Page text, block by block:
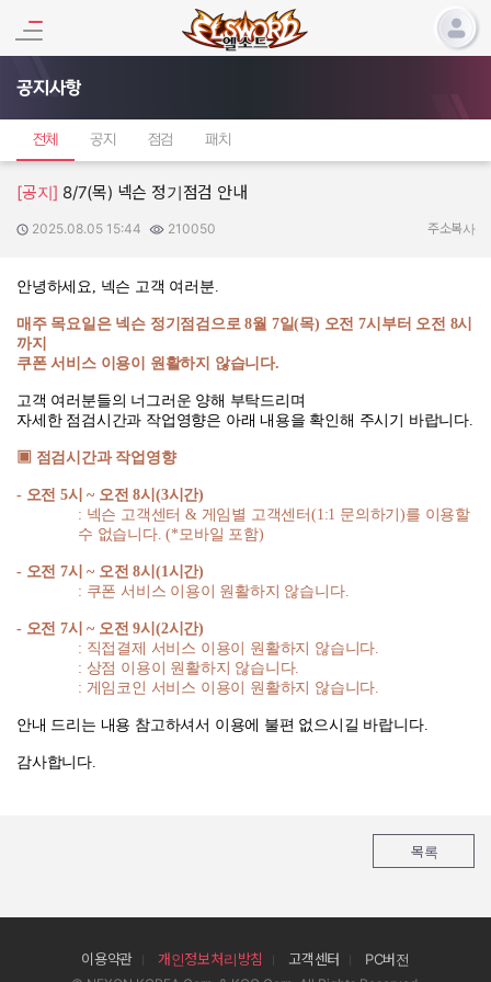
공지사항
전체 공지 점검 패치
[공지] 8/7(목) 넥슨 정기점검 안내
작성일:
2025.08.05 15:44
조회수: 210050 주소복사
안녕하세요, 넥슨 고객 여러분.
매주 목요일은 넥슨 정기점검으로8월 7일(목) 오전7시부터 오전 8시
까지
쿠폰 서비스 이용이 원활하지 않습니다.
고객 여러분들의 너그러운 양해 부탁드리며
자세한 점검시간과 작업영향은 아래 내용을 확인해 주시기 바랍니다.
▣ 점검시간과 작업영향
- 오전5시~ 오전8시(3시간)
: 넥슨 고객센터 & 게임별 고객센터(1:1 문의하기)를 이용할
수 없습니다. (*모바일 포함)
- 오전7시~ 오전8시(1시간)
: 쿠폰 서비스 이용이 원활하지 않습니다.
- 오전 7시~ 오전 9시(2시간)
: 직접결제 서비스 이용이 원활하지 않습니다.
: 상점 이용이 원활하지 않습니다.
: 게임코인 서비스 이용이 원활하지 않습니다.
안내 드리는 내용 참고하셔서 이용에 불편 없으시길 바랍니다.
감사합니다.
목록
이용약관 개인정보처리방침 고객센터 PC버전